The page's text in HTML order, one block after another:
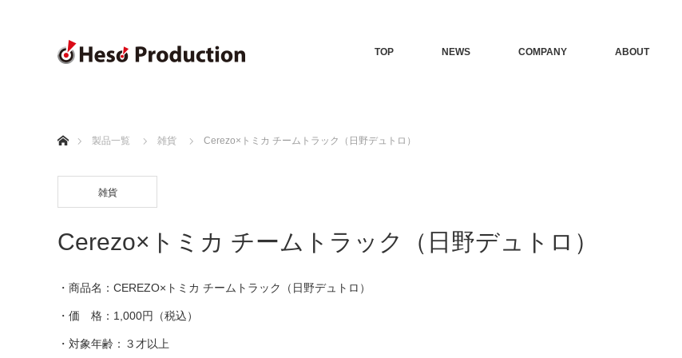
TOP NEWS COMPANY ABOUT
製品一覧
雑貨 Cerezo×トミカ チームトラック（日野デュトロ）
雑貨
Cerezo×トミカ チームトラック（日野デュトロ）
・商品名：CEREZO×トミカ チームトラック（日野デュトロ）
・価 格：1,000円（税込）
・対象年齢：３才以上